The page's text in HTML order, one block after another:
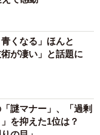
謎マナー」、「過剰
」を抑えた1位は？
の目」
キックボードで走行
「歩道走行は道交